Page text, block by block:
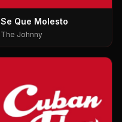
Se Que Molesto
The Johnny